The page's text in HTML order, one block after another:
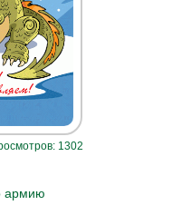
1302
армию